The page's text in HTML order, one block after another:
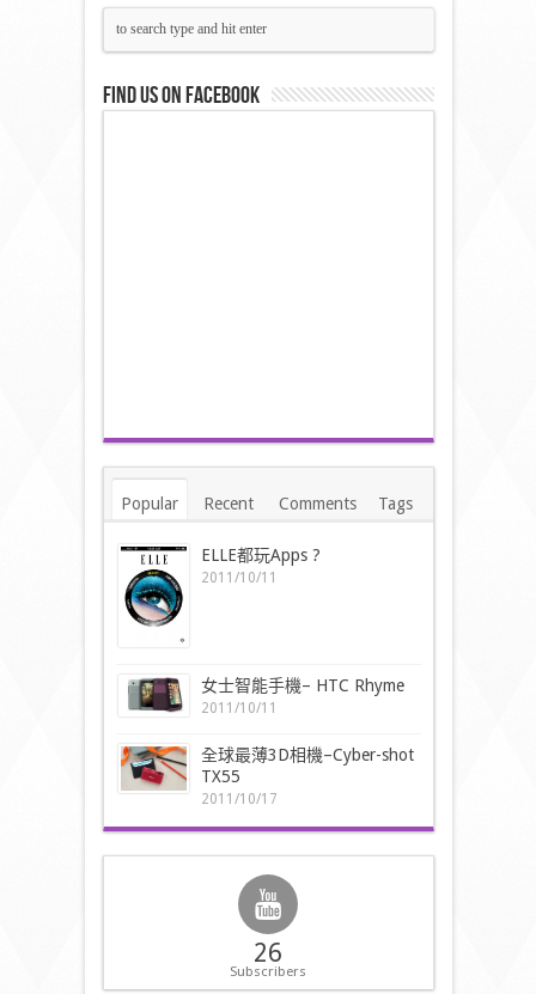
Find us on Facebook
Popular Recent Comments Tags
ELLE都玩Apps ?
2011/10/11
女士智能手機– HTC Rhyme
2011/10/11
全球最薄3D相機–Cyber-shot
TX55
2011/10/17
26
Subscribers